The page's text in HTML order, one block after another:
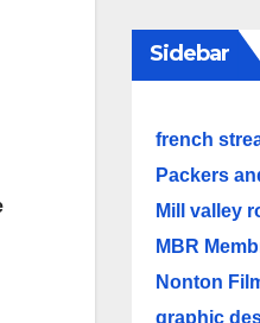
Sidebar
french
Packers
Mill valley
MBR
Nonton
graphic